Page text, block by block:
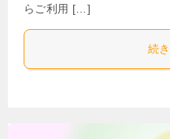
らご利用 […]
続